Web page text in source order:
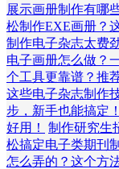
展示画册制作有哪
松制作EXE画册？
制作电子杂志太费
电子画册怎么做？
个工具更靠谱？推
这些电子杂志制作
步，新手也能搞定！
好用！
制作研究生
松搞定电子类期刊
怎么弄的？这个方